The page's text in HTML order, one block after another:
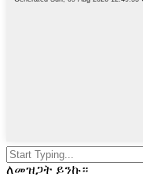
ለመዝጋት ይንኩ።